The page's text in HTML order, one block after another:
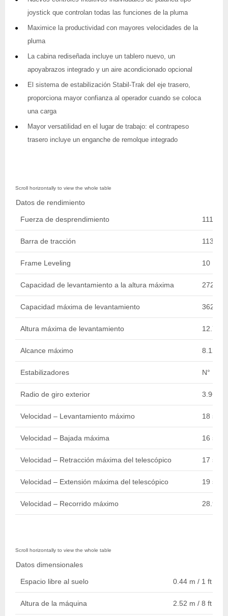
joystick que controlan todas las funciones de la pluma
Maximice la productividad con mayores velocidades de la
pluma
La cabina rediseñada incluye un tablero nuevo, un
apoyabrazos integrado y un aire acondicionado opcional
El sistema de estabilización Stabil-Trak del eje trasero,
proporciona mayor confianza al operador cuando se coloca
una carga
Mayor versatilidad en el lugar de trabajo: el contrapeso
trasero incluye un enganche de remolque integrado
Datos de rendimiento
Fuerza de desprendimiento
Barra de tracción
Frame Leveling 10
Capacidad de levantamiento a la altura máxima
Capacidad máxima de levantamiento
Altura máxima de levantamiento 12.78
Alcance máximo 8.12 m
Estabilizadores N°
Radio de giro exterior 3.96 m
Velocidad – Levantamiento máximo 18 sec.
Velocidad – Bajada máxima 16 sec.
Velocidad – Retracción máxima del telescópico 17 sec.
Velocidad – Extensión máxima del telescópico 19 sec.
Velocidad – Recorrido máximo 28.97
Datos dimensionales
Espacio libre al suelo 0.44 m / 1 ft 5 in.
Altura de la máquina 2.52 m / 8 ft 3 in.